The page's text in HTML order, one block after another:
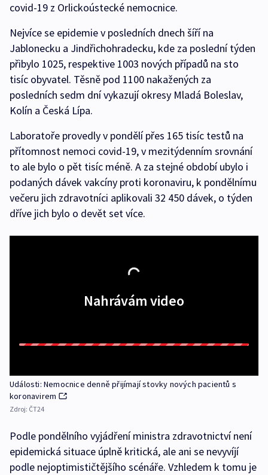
covid-19 z Orlickoústecké nemocnice.
Nejvíce se epidemie v posledních dnech šíří na
Jablonecku a Jindřichohradecku, kde za poslední týden
přibylo 1025, respektive 1003 nových případů na sto
tisíc obyvatel. Těsně pod 1100 nakažených za
posledních sedm dní vykazují okresy Mladá Boleslav,
Kolín a Česká Lípa.
Laboratoře provedly v pondělí přes 165 tisíc testů na
přítomnost nemoci covid-19, v mezitýdenním srovnání
to ale bylo o pět tisíc méně. A za stejné období ubylo i
podaných dávek vakcíny proti koronaviru, k pondělnímu
večeru jich zdravotníci aplikovali 32 450 dávek, o týden
dříve jich bylo o devět set více.
Nahrávám video
Události: Nemocnice denně přijímají stovky nových pacientů s
koronavirem
Zdroj: ČT24
Podle pondělního vyjádření ministra zdravotnictví není
epidemická situace úplně kritická, ale ani se nevyvíjí
podle nejoptimističtějšího scénáře. Vzhledem k tomu je